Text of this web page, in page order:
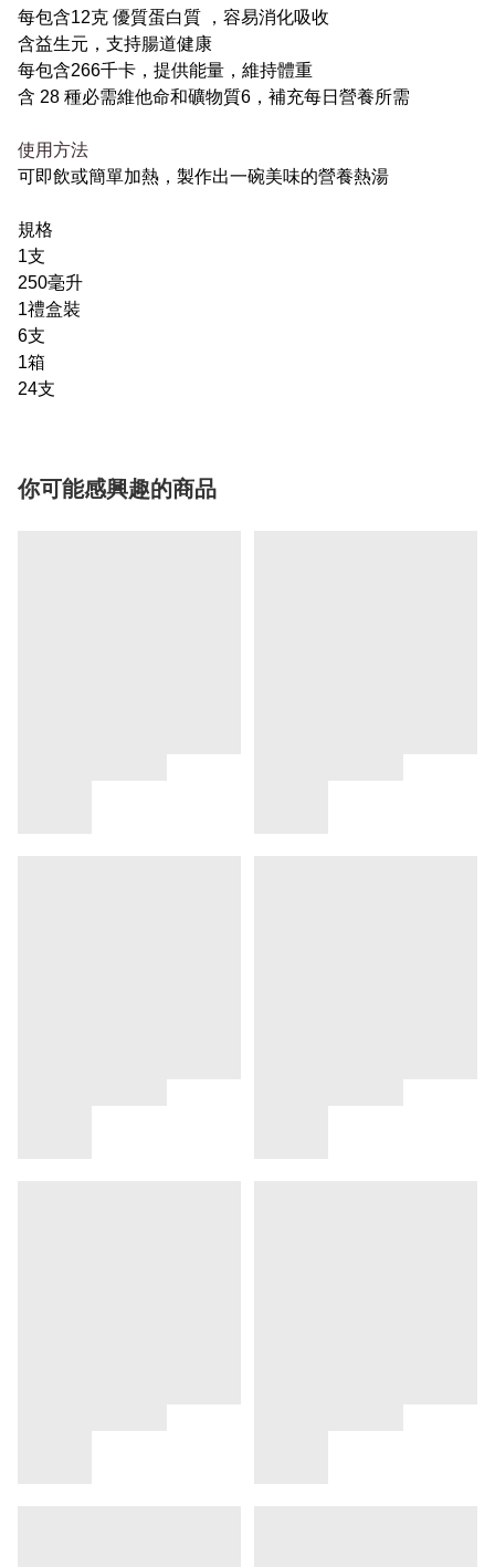
每包含12克 優質蛋白質 ，容易消化吸收
含益生元，支持腸道健康
每包含266千卡，提供能量，維持體重
含 28 種必需維他命和礦物質6，補充每日營養所需
使用方法
可即飲或簡單加熱，製作出一碗美味的營養熱湯
規格
1支
250毫升
1禮盒裝
6支
1箱
24支
你可能感興趣的商品